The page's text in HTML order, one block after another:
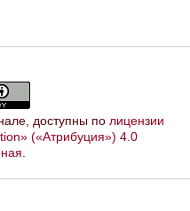
доступны по лицензии
(«Атрибуция») 4.0